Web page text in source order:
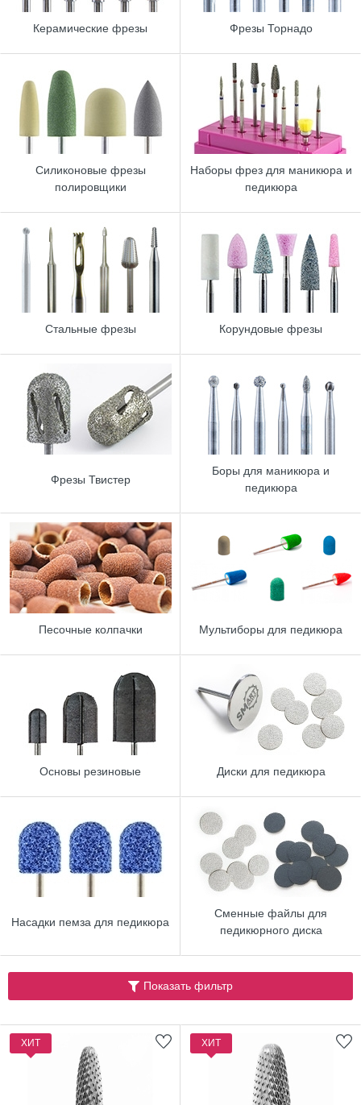
Керамические фрезы Фрезы Торнадо
Силиконовые фрезы
полировщики
Наборы фрез для маникюра и
педикюра
Стальные фрезы Корундовые фрезы
Фрезы Твистер
Боры для маникюра и
педикюра
Песочные колпачки Мультиборы для педикюра
Основы резиновые Диски для педикюра
Насадки пемза для педикюра
Сменные файлы для
педикюрного диска
Показать фильтр
ХИТ ХИТ